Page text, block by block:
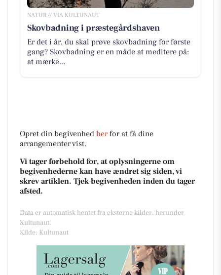
NATUR // VIA KULTUNAUT
Skovbadning i præstegårdshaven
Er det i år, du skal prøve skovbadning for første
gang? Skovbadning er en måde at meditere på:
at mærke...
Opret din begivenhed herfor at få dine
arrangementer vist.
Vi tager forbehold for, at oplysningerne om
begivenhederne kan have ændret sig siden, vi
skrev artiklen. Tjek begivenheden inden du tager
afsted.
Data er automatisk hentet fra eksterne kilder, herunder
Kultunaut.
Kilde: Kultunaut